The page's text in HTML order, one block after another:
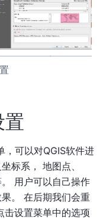
置
，可以对QGIS软件进
标系， 地图点、
用户可以自己操作
。 在后期我们会重
击设置菜单中的选项